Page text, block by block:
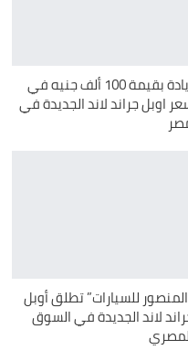
زيادة بقيمة 100 ألف جنيه في
اوبل جراند لاند الجديدة في
للسيارات” تطلق أوبل
لاند الجديدة في السوق